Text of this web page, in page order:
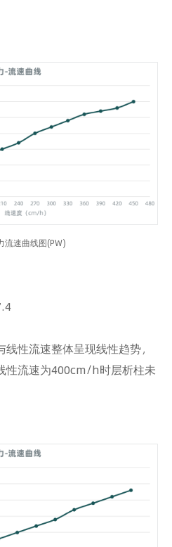
流速曲线图(PW)
线性流速整体呈现线性趋势，
性流速为400cm/h时层析柱未